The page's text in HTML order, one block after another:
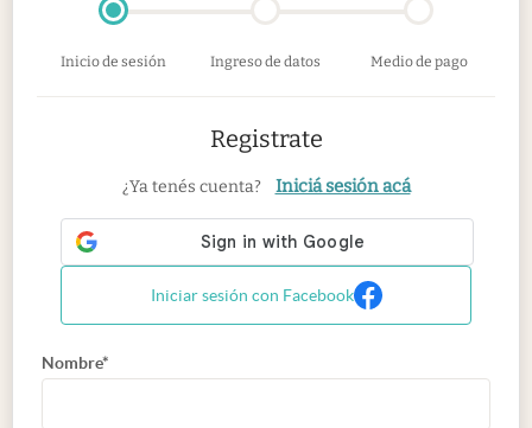
Inicio de sesión Ingreso de datos Medio de pago
Registrate
¿Ya tenés cuenta? Iniciá sesión acá
Iniciar sesión con Facebook
Nombre*